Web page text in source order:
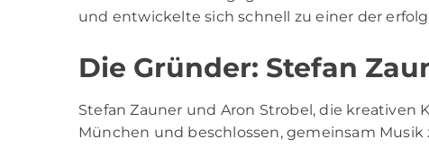
und entwickelte sich schnell zu einer der
Die Gründer: Stefan
Stefan Zauner und Aron Strobel, die kreativen
München und beschlossen, gemeinsam